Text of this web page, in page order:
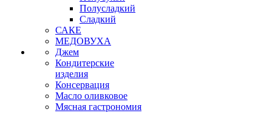
Полусладкий
Сладкий
САКЕ
МЕДОВУХА
Джем
Кондитерские
изделия
Консервация
Масло оливковое
Мясная гастрономия